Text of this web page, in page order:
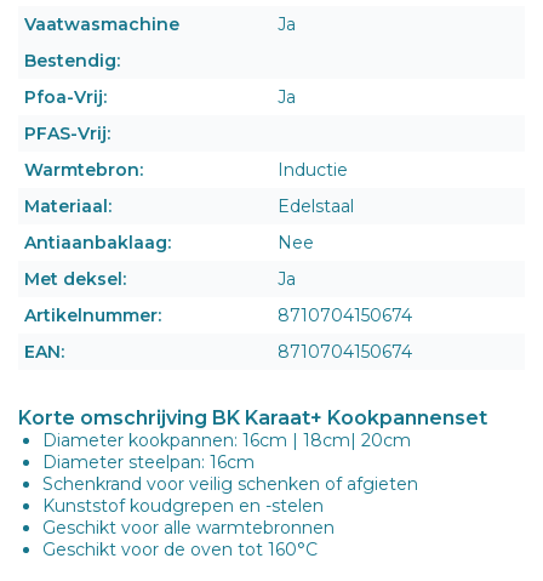
Vaatwasmachine
Bestendig:
Ja
Pfoa-Vrij:
Ja
PFAS-Vrij:
Warmtebron:
Inductie
Materiaal:
Edelstaal
Antiaanbaklaag:
Nee
Met deksel:
Ja
Artikelnummer:
8710704150674
EAN:
8710704150674
Korte omschrijving BK Karaat+ Kookpannenset
Diameter kookpannen: 16cm | 18cm| 20cm
Diameter steelpan: 16cm
Schenkrand voor veilig schenken of afgieten
Kunststof koudgrepen en -stelen
Geschikt voor alle warmtebronnen
Geschikt voor de oven tot 160°C